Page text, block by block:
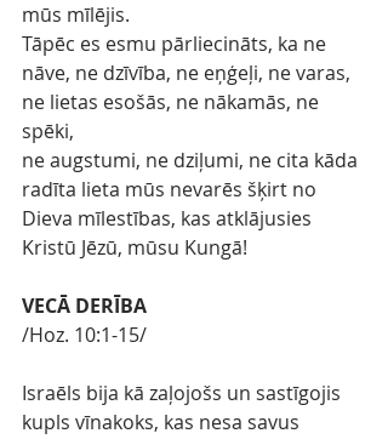
mūs mīlējis.
Tāpēc es esmu pārliecināts, ka ne
nāve, ne dzīvība, ne eņģeļi, ne varas,
ne lietas esošās, ne nākamās, ne
spēki,
ne augstumi, ne dziļumi, ne cita kāda
radīta lieta mūs nevarēs šķirt no
Dieva mīlestības, kas atklājusies
Kristū Jēzū, mūsu Kungā!
VECĀ DERĪBA
/Hoz. 10:1-15/
Israēls bija kā zaļojošs un sastīgojis
kupls vīnakoks, kas nesa savus